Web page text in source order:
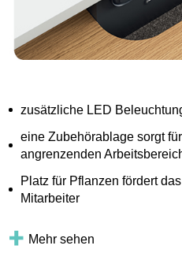
zusätzliche LED
eine Zubehörablage sorgt
angrenzenden
Platz für Pflanzen fördert
Mitarbeiter
Mehr sehen